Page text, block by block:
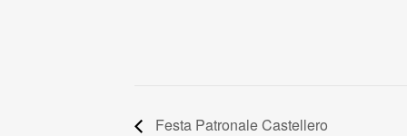
Festa Patronale Castellero